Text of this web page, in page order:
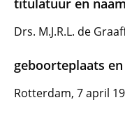
titulatuur en naam
Drs. M.J.R.L. de
geboorteplaats
Rotterdam, 7 april